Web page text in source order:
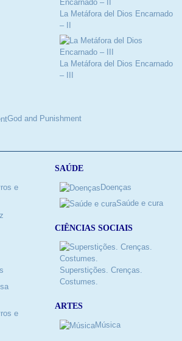
La Metáfora del Dios Encarnado
– II
La Metáfora del Dios Encarnado
– III
God and Punishment
e
e
SAÚDE
Doenças
Saúde e cura
CIÊNCIAS SOCIAIS
Superstições. Crenças.
Costumes.
ARTES
Música